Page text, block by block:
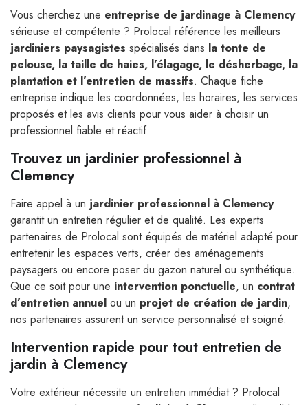
Vous cherchez une entreprise de jardinage à Clemency
sérieuse et compétente ? Prolocal référence les meilleurs
jardiniers paysagistes spécialisés dans la tonte de
pelouse, la taille de haies, l’élagage, le désherbage, la
plantation et l’entretien de massifs. Chaque fiche
entreprise indique les coordonnées, les horaires, les services
proposés et les avis clients pour vous aider à choisir un
professionnel fiable et réactif.
Trouvez un jardinier professionnel à
Clemency
Faire appel à un jardinier professionnel à Clemency
garantit un entretien régulier et de qualité. Les experts
partenaires de Prolocal sont équipés de matériel adapté pour
entretenir les espaces verts, créer des aménagements
paysagers ou encore poser du gazon naturel ou synthétique.
Que ce soit pour une intervention ponctuelle, un contrat
d’entretien annuel ou un projet de création de jardin,
nos partenaires assurent un service personnalisé et soigné.
Intervention rapide pour tout entretien de
jardin à Clemency
Votre extérieur nécessite un entretien immédiat ? Prolocal